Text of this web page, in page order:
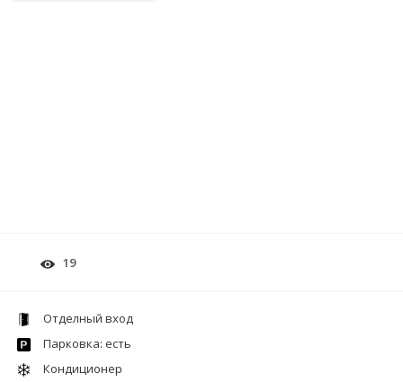
19
Отделный вход
Парковка: есть
Кондиционер